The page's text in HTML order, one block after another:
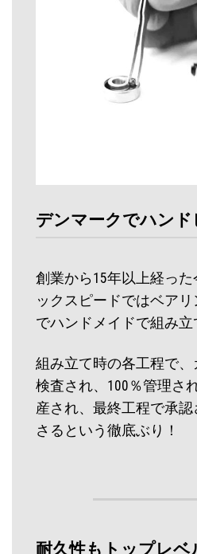
デンマークでハンド
創業から15年以上経った
ックスピードではベア
でハンドメイドで組み立
組み立て時の各工程で
検査され、100％管理さ
産され、最終工程で承
さるという徹底ぶり！
耐久性もトップレベ